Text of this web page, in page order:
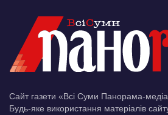
Сайт газети «Всі Суми Панорама-
Будь-яке використання матеріалів